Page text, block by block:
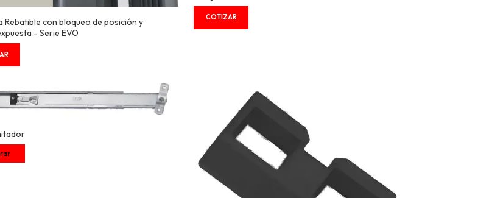
Rebatible con bloqueo de posición y
- Serie EVO